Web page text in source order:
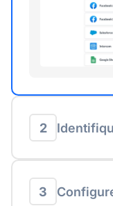
2
3